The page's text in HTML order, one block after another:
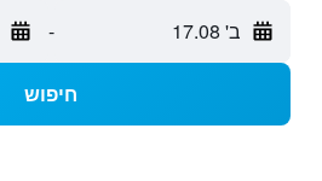
ב' 17.08 -
חיפוש